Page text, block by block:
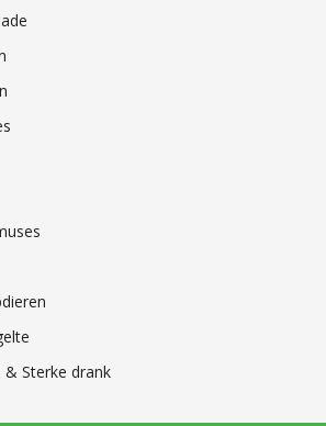
& Sterke drank